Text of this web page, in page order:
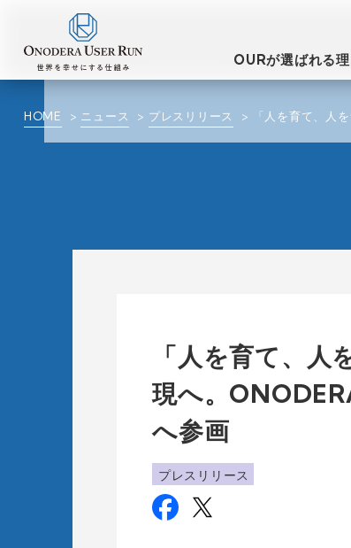
OURが選ばれる
HOME ニュース プレスリリース 「人を育て、人
「人を育て、
現へ。
へ参画
プレスリリース